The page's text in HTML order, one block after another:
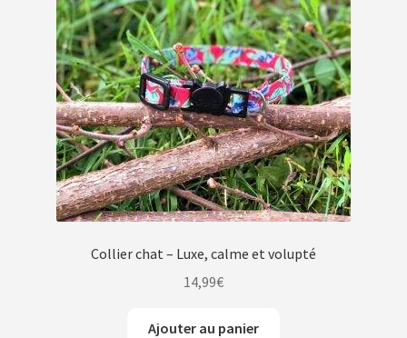
Collier chat – Luxe, calme et volupté
14,99€
Ajouter au panier